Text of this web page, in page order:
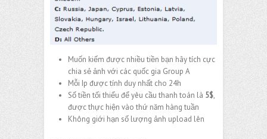
Muốn kiếm được nhiều tiền bạn hãy tích cực
chia sẻ ảnh với các quốc gia Group A
Mỗi Ip được tính duy nhất cho 24h
Số tiền tối thiểu để yêu cầu thanh toán là 5$,
được thực hiện vào thứ năm hàng tuần
Không giới hạn số lượng ảnh upload lên